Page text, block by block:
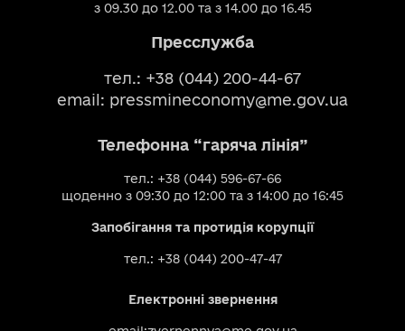
з 09.30 до 12.00 та з 14.00 до 16.45
Пресслужба
тел.: +38 (044) 200-44-67
email: pressmineconomy@me.gov.ua
Телефонна “гаряча лінія”
тел.: +38 (044) 596-67-66
щоденно з 09:30 до 12:00 та з 14:00 до 16:45
Запобігання та протидія корупції
тел.: +38 (044) 200-47-47
Електронні звернення